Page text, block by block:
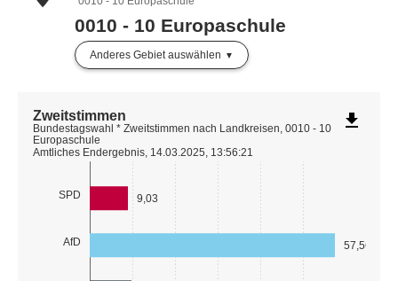
0010 - 10 Europaschule
Anderes Gebiet auswählen
SPD
AfD
9,03
57,56
Zweitstimmen
Bundestagswahl * Zweitstimmen nach Landkreisen, 0010 - 10
Europaschule
Amtliches Endergebnis, 14.03.2025, 13:56:21
file_download